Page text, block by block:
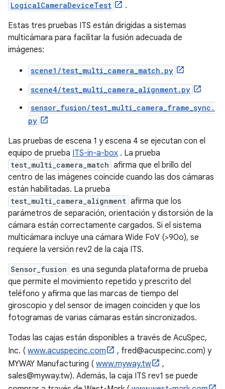
LogicalCameraDeviceTest
.
Estas tres pruebas ITS están dirigidas a sistemas
multicámara para facilitar la fusión adecuada de
imágenes:
scene1/test_multi_camera_match.py
scene4/test_multi_camera_alignment.py
sensor_fusion/test_multi_camera_frame_sync.
py
Las pruebas de escena 1 y escena 4 se ejecutan con el
equipo de prueba ITS-in-a-box . La prueba
test_multi_camera_match afirma que el brillo del
centro de las imágenes coincide cuando las dos cámaras
están habilitadas. La prueba
test_multi_camera_alignment afirma que los
parámetros de separación, orientación y distorsión de la
cámara están correctamente cargados. Si el sistema
multicámara incluye una cámara Wide FoV (>90o), se
requiere la versión rev2 de la caja ITS.
Sensor_fusion es una segunda plataforma de prueba
que permite el movimiento repetido y prescrito del
teléfono y afirma que las marcas de tiempo del
giroscopio y del sensor de imagen coinciden y que los
fotogramas de varias cámaras están sincronizados.
Todas las cajas están disponibles a través de AcuSpec,
Inc. ( www.acuspecinc.com
, fred@acuspecinc.com) y
MYWAY Manufacturing ( www.myway.tw
,
sales@myway.tw). Además, la caja ITS rev1 se puede